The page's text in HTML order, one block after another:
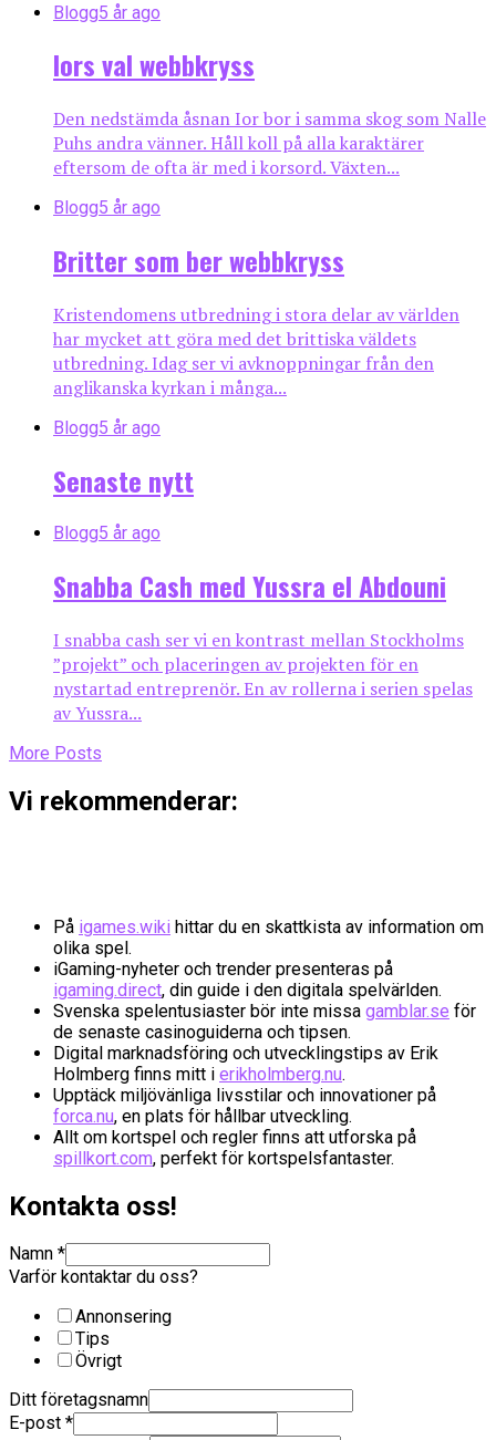
Blogg5 år ago
Iors val webbkryss
Den nedstämda åsnan Ior bor i samma skog som Nalle
Puhs andra vänner. Håll koll på alla karaktärer
eftersom de ofta är med i korsord. Växten...
Blogg5 år ago
Britter som ber webbkryss
Kristendomens utbredning i stora delar av världen
har mycket att göra med det brittiska väldets
utbredning. Idag ser vi avknoppningar från den
anglikanska kyrkan i många...
Blogg5 år ago
Senaste nytt
Blogg5 år ago
Snabba Cash med Yussra el Abdouni
I snabba cash ser vi en kontrast mellan Stockholms
”projekt” och placeringen av projekten för en
nystartad entreprenör. En av rollerna i serien spelas
av Yussra...
More Posts
Vi rekommenderar:
På igames.wiki hittar du en skattkista av information om
olika spel.
iGaming-nyheter och trender presenteras på
igaming.direct, din guide i den digitala spelvärlden.
Svenska spelentusiaster bör inte missa gamblar.se för
de senaste casinoguiderna och tipsen.
Digital marknadsföring och utvecklingstips av Erik
Holmberg finns mitt i erikholmberg.nu.
Upptäck miljövänliga livsstilar och innovationer på
forca.nu, en plats för hållbar utveckling.
Allt om kortspel och regler finns att utforska på
spillkort.com, perfekt för kortspelsfantaster.
Kontakta oss!
Namn *
Varför kontaktar du oss?
Annonsering
Tips
Övrigt
Ditt företagsnamn
E-post *